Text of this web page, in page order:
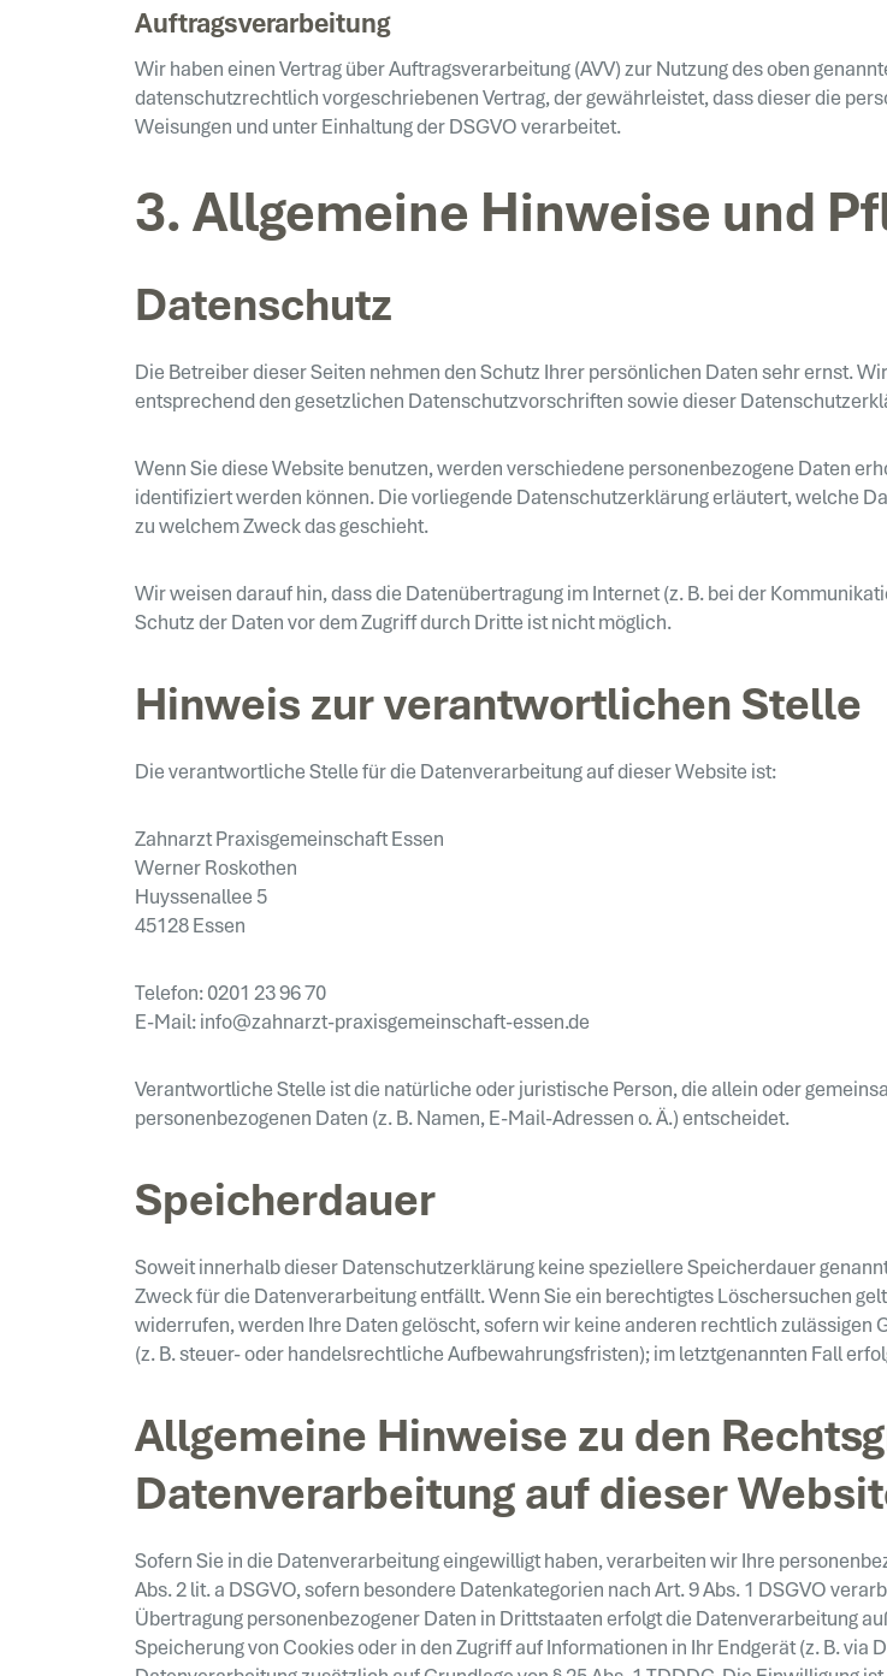
Auftragsverarbeitung
Wir haben einen Vertrag über Auftragsverarbeitung (AVV) zur Nutzung des oben
datenschutzrechtlich vorgeschriebenen Vertrag, der gewährleistet, dass dieser die
Weisungen und unter Einhaltung der DSGVO verarbeitet.
3. Allgemeine Hinweise und
Datenschutz
Die Betreiber dieser Seiten nehmen den Schutz Ihrer persönlichen Daten sehr ernst.
entsprechend den gesetzlichen Datenschutzvorschriften sowie dieser
Wenn Sie diese Website benutzen, werden verschiedene personenbezogene Daten
identifiziert werden können. Die vorliegende Datenschutzerklärung erläutert, welche
zu welchem Zweck das geschieht.
Wir weisen darauf hin, dass die Datenübertragung im Internet (z. B. bei der
Schutz der Daten vor dem Zugriff durch Dritte ist nicht möglich.
Hinweis zur verantwortlichen Stelle
Die verantwortliche Stelle für die Datenverarbeitung auf dieser Website ist:
Zahnarzt Praxisgemeinschaft Essen
Werner Roskothen
Huyssenallee 5
45128 Essen
Telefon: 0201 23 96 70
E-Mail: info@zahnarzt-praxisgemeinschaft-essen.de
Verantwortliche Stelle ist die natürliche oder juristische Person, die allein oder
personenbezogenen Daten (z. B. Namen, E-Mail-Adressen o. Ä.) entscheidet.
Speicherdauer
Soweit innerhalb dieser Datenschutzerklärung keine speziellere Speicherdauer
Zweck für die Datenverarbeitung entfällt. Wenn Sie ein berechtigtes Löschersuchen
widerrufen, werden Ihre Daten gelöscht, sofern wir keine anderen rechtlich zulässigen
(z. B. steuer- oder handelsrechtliche Aufbewahrungsfristen); im letztgenannten Fall
Allgemeine Hinweise zu den
Datenverarbeitung auf dieser
Sofern Sie in die Datenverarbeitung eingewilligt haben, verarbeiten wir Ihre
Abs. 2 lit. a DSGVO, sofern besondere Datenkategorien nach Art. 9 Abs. 1 DSGVO
Übertragung personenbezogener Daten in Drittstaaten erfolgt die Datenverarbeitung
Speicherung von Cookies oder in den Zugriff auf Informationen in Ihr Endgerät (z. B.